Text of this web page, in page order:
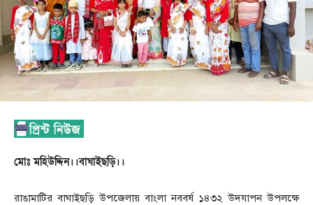
মোঃ মহিউদ্দিন।।বাঘাইছড়ি।।
রাঙামাটির বাঘাইছড়ি উপজেলায় বাংলা নববর্ষ ১৪৩২ উদযাপন উপলক্ষে